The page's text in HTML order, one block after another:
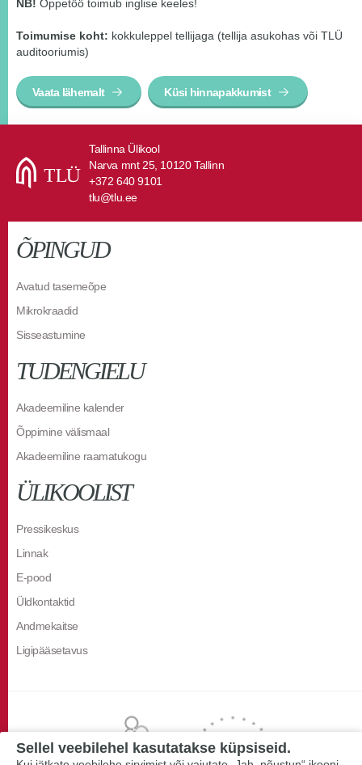
NB! Õppetöö toimub inglise keeles!
Toimumise koht: kokkuleppel tellijaga (tellija asukohas või TLÜ
auditooriumis)
Vaata lähemalt Küsi hinnapakkumist
Tallinna Ülikool
Narva mnt 25, 10120 Tallinn
+372 640 9101
tlu@tlu.ee
ÕPINGUD
Avatud tasemeõpe
Mikrokraadid
Sisseastumine
TUDENGIELU
Akadeemiline kalender
Õppimine välismaal
Akadeemiline raamatukogu
ÜLIKOOLIST
Pressikeskus
Linnak
E-pood
Üldkontaktid
Andmekaitse
Ligipääsetavus
Sellel veebilehel kasutatakse küpsiseid.